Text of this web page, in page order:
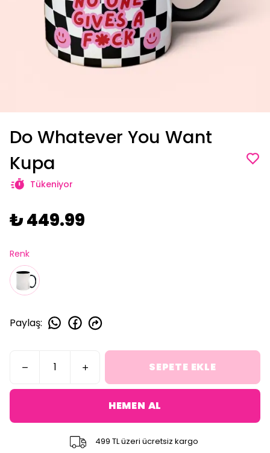
Do Whatever You Want
Kupa
Tükeniyor
₺ 449.99
Renk
Paylaş:
SEPETE EKLE
HEMEN AL
499 TL üzeri ücretsiz kargo